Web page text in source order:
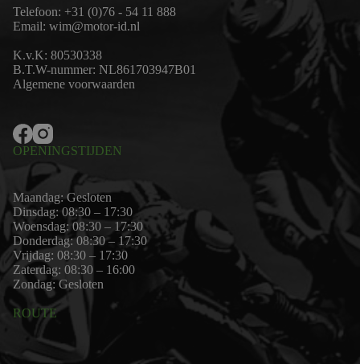
Telefoon: +31 (0)76 - 54 11 888
Email: wim@motor-id.nl
K.v.K: 80530338
B.T.W-nummer: NL861703947B01
Algemene voorwaarden
OPENINGSTIJDEN
Maandag: Gesloten
Dinsdag: 08:30 – 17:30
Woensdag: 08:30 – 17:30
Donderdag: 08:30 – 17:30
Vrijdag: 08:30 – 17:30
Zaterdag: 08:30 – 16:00
Zondag: Gesloten
ROUTE